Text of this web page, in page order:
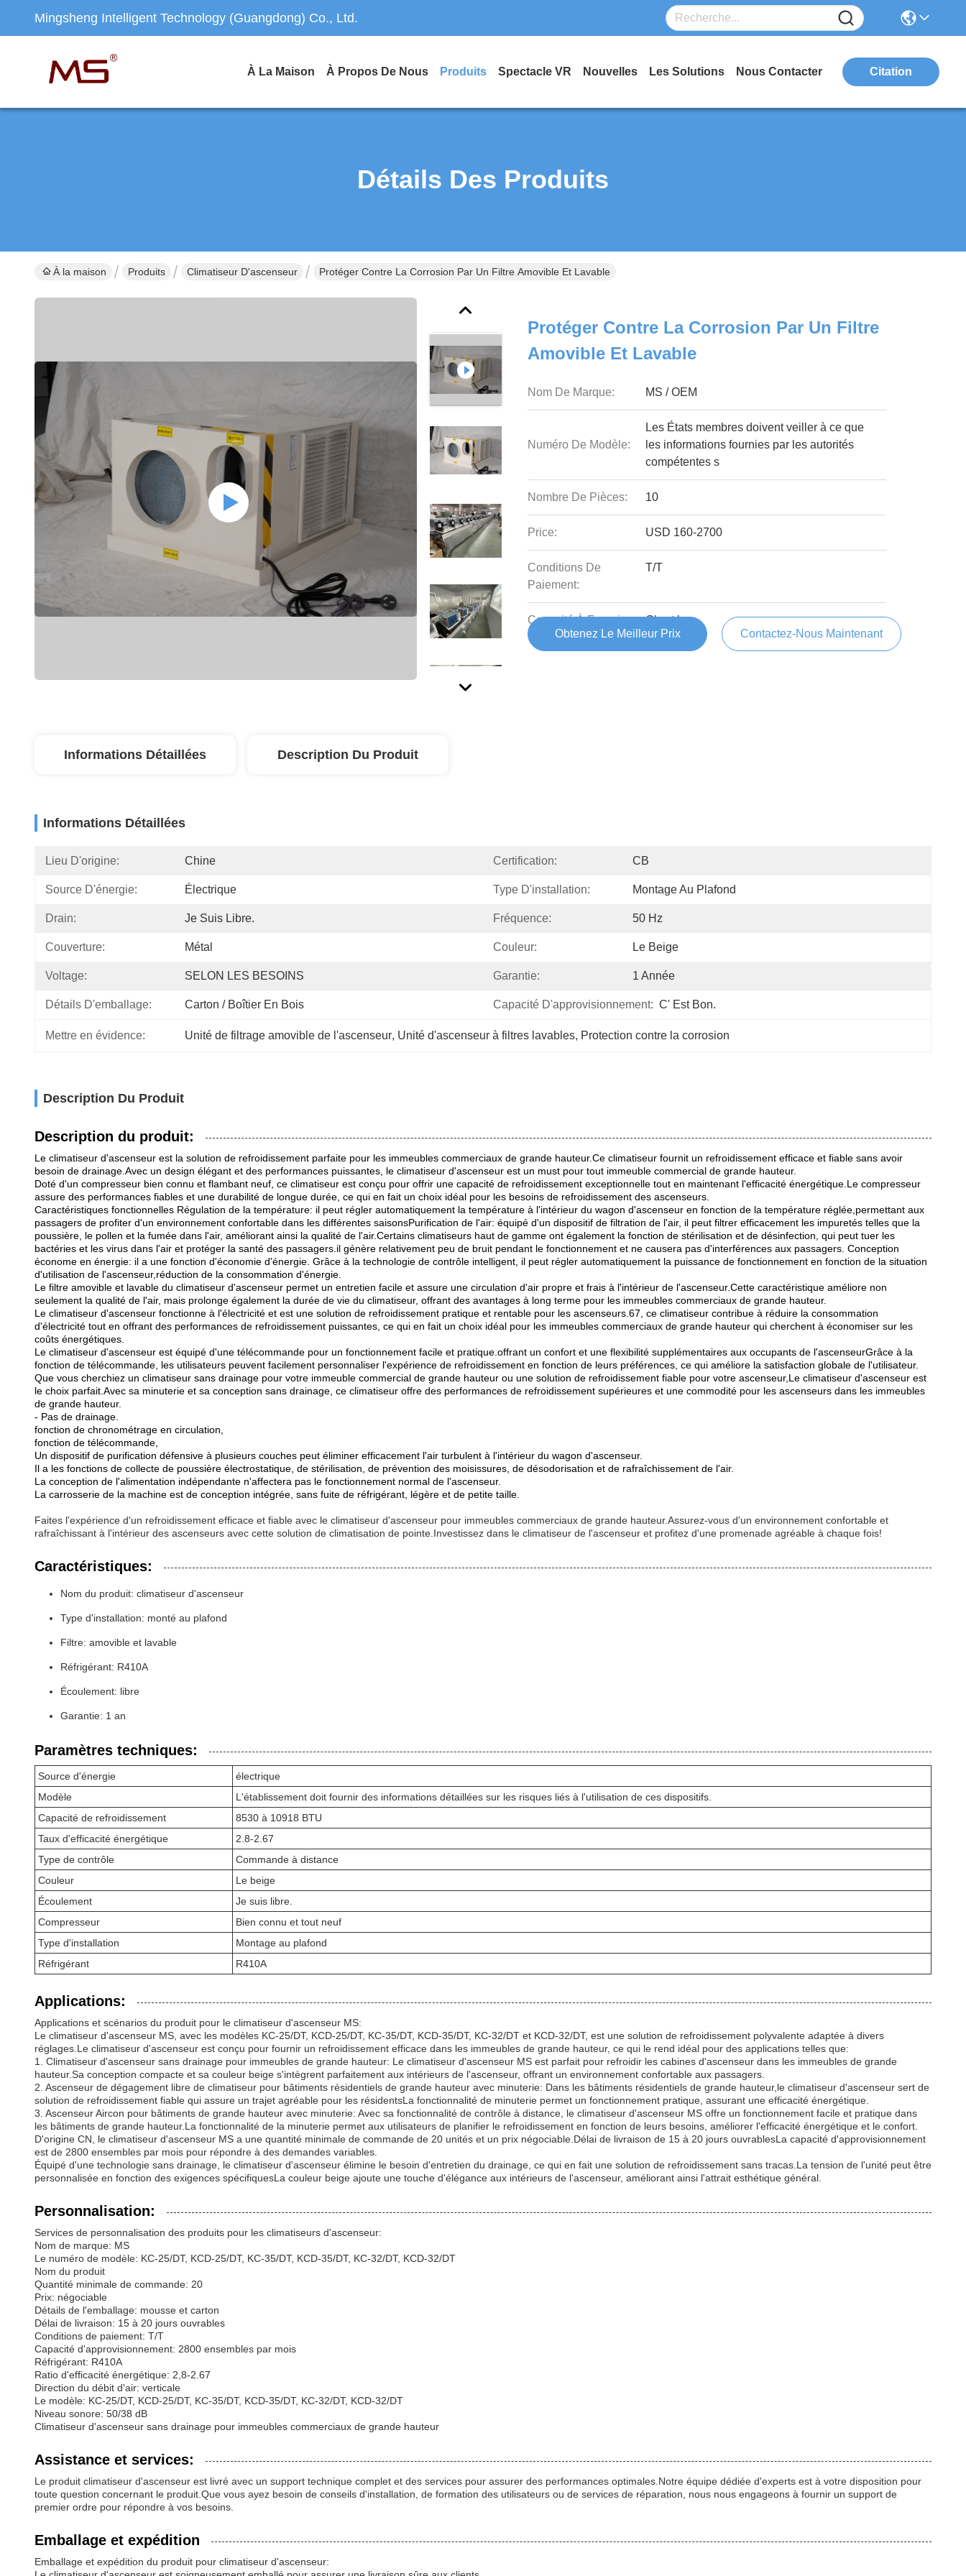
Mingsheng Intelligent Technology (Guangdong) Co., Ltd.
À La Maison À Propos De Nous Produits Spectacle VR Nouvelles Les Solutions Nous Contacter Citation
Détails Des Produits
À la maison Produits Climatiseur D'ascenseur Protéger Contre La Corrosion Par Un Filtre Amovible Et Lavable
Protéger Contre La Corrosion Par Un Filtre
Amovible Et Lavable
Nom De Marque: MS / OEM
Numéro De Modèle:
Les États membres doivent veiller à ce que
les informations fournies par les autorités
compétentes s
Nombre De Pièces: 10
Price: USD 160-2700
Conditions De
Paiement:
T/T
Capacité À Fournir:
C' est bon.
Obtenez Le Meilleur Prix
Contactez-Nous Maintenant
Informations Détaillées Description Du Produit
Informations Détaillées
Lieu D'origine: Chine Certification: CB
Source D'énergie: Électrique Type D'installation: Montage Au Plafond
Drain: Je Suis Libre. Fréquence: 50 Hz
Couverture: Métal Couleur: Le Beige
Voltage: SELON LES BESOINS Garantie: 1 Année
Détails D'emballage: Carton / Boîtier En Bois Capacité D'approvisionnement: C' Est Bon.
Mettre en évidence: Unité de filtrage amovible de l'ascenseur, Unité d'ascenseur à filtres lavables, Protection contre la corrosion
Description Du Produit
Description du produit:
Le climatiseur d'ascenseur est la solution de refroidissement parfaite pour les immeubles commerciaux de grande hauteur.Ce climatiseur fournit un refroidissement efficace et fiable sans avoir
besoin de drainage.Avec un design élégant et des performances puissantes, le climatiseur d'ascenseur est un must pour tout immeuble commercial de grande hauteur.
Doté d'un compresseur bien connu et flambant neuf, ce climatiseur est conçu pour offrir une capacité de refroidissement exceptionnelle tout en maintenant l'efficacité énergétique.Le compresseur
assure des performances fiables et une durabilité de longue durée, ce qui en fait un choix idéal pour les besoins de refroidissement des ascenseurs.
Caractéristiques fonctionnelles Régulation de la température: il peut régler automatiquement la température à l'intérieur du wagon d'ascenseur en fonction de la température réglée,permettant aux
passagers de profiter d'un environnement confortable dans les différentes saisonsPurification de l'air: équipé d'un dispositif de filtration de l'air, il peut filtrer efficacement les impuretés telles que la
poussière, le pollen et la fumée dans l'air, améliorant ainsi la qualité de l'air.Certains climatiseurs haut de gamme ont également la fonction de stérilisation et de désinfection, qui peut tuer les
bactéries et les virus dans l'air et protéger la santé des passagers.il génère relativement peu de bruit pendant le fonctionnement et ne causera pas d'interférences aux passagers. Conception
économe en énergie: il a une fonction d'économie d'énergie. Grâce à la technologie de contrôle intelligent, il peut régler automatiquement la puissance de fonctionnement en fonction de la situation
d'utilisation de l'ascenseur,réduction de la consommation d'énergie.
Le filtre amovible et lavable du climatiseur d'ascenseur permet un entretien facile et assure une circulation d'air propre et frais à l'intérieur de l'ascenseur.Cette caractéristique améliore non
seulement la qualité de l'air, mais prolonge également la durée de vie du climatiseur, offrant des avantages à long terme pour les immeubles commerciaux de grande hauteur.
Le climatiseur d'ascenseur fonctionne à l'électricité et est une solution de refroidissement pratique et rentable pour les ascenseurs.67, ce climatiseur contribue à réduire la consommation
d'électricité tout en offrant des performances de refroidissement puissantes, ce qui en fait un choix idéal pour les immeubles commerciaux de grande hauteur qui cherchent à économiser sur les
coûts énergétiques.
Le climatiseur d'ascenseur est équipé d'une télécommande pour un fonctionnement facile et pratique.offrant un confort et une flexibilité supplémentaires aux occupants de l'ascenseurGrâce à la
fonction de télécommande, les utilisateurs peuvent facilement personnaliser l'expérience de refroidissement en fonction de leurs préférences, ce qui améliore la satisfaction globale de l'utilisateur.
Que vous cherchiez un climatiseur sans drainage pour votre immeuble commercial de grande hauteur ou une solution de refroidissement fiable pour votre ascenseur,Le climatiseur d'ascenseur est
le choix parfait.Avec sa minuterie et sa conception sans drainage, ce climatiseur offre des performances de refroidissement supérieures et une commodité pour les ascenseurs dans les immeubles
de grande hauteur.
- Pas de drainage.
fonction de chronométrage en circulation,
fonction de télécommande,
Un dispositif de purification défensive à plusieurs couches peut éliminer efficacement l'air turbulent à l'intérieur du wagon d'ascenseur.
Il a les fonctions de collecte de poussière électrostatique, de stérilisation, de prévention des moisissures, de désodorisation et de rafraîchissement de l'air.
La conception de l'alimentation indépendante n'affectera pas le fonctionnement normal de l'ascenseur.
La carrosserie de la machine est de conception intégrée, sans fuite de réfrigérant, légère et de petite taille.
Faites l'expérience d'un refroidissement efficace et fiable avec le climatiseur d'ascenseur pour immeubles commerciaux de grande hauteur.Assurez-vous d'un environnement confortable et
rafraîchissant à l'intérieur des ascenseurs avec cette solution de climatisation de pointe.Investissez dans le climatiseur de l'ascenseur et profitez d'une promenade agréable à chaque fois!
Caractéristiques:
Nom du produit: climatiseur d'ascenseur
Type d'installation: monté au plafond
Filtre: amovible et lavable
Réfrigérant: R410A
Écoulement: libre
Garantie: 1 an
Paramètres techniques:
Source d'énergie
électrique
Modèle
L'établissement doit fournir des informations détaillées sur les risques liés à l'utilisation de ces dispositifs.
Capacité de refroidissement
8530 à 10918 BTU
Taux d'efficacité énergétique
2.8-2.67
Type de contrôle
Commande à distance
Couleur
Le beige
Écoulement
Je suis libre.
Compresseur
Bien connu et tout neuf
Type d'installation
Montage au plafond
Réfrigérant
R410A
Applications:
Applications et scénarios du produit pour le climatiseur d'ascenseur MS:
Le climatiseur d'ascenseur MS, avec les modèles KC-25/DT, KCD-25/DT, KC-35/DT, KCD-35/DT, KC-32/DT et KCD-32/DT, est une solution de refroidissement polyvalente adaptée à divers
réglages.Le climatiseur d'ascenseur est conçu pour fournir un refroidissement efficace dans les immeubles de grande hauteur, ce qui le rend idéal pour des applications telles que:
1. Climatiseur d'ascenseur sans drainage pour immeubles de grande hauteur: Le climatiseur d'ascenseur MS est parfait pour refroidir les cabines d'ascenseur dans les immeubles de grande
hauteur.Sa conception compacte et sa couleur beige s'intègrent parfaitement aux intérieurs de l'ascenseur, offrant un environnement confortable aux passagers.
2. Ascenseur de dégagement libre de climatiseur pour bâtiments résidentiels de grande hauteur avec minuterie: Dans les bâtiments résidentiels de grande hauteur,le climatiseur d'ascenseur sert de
solution de refroidissement fiable qui assure un trajet agréable pour les résidentsLa fonctionnalité de minuterie permet un fonctionnement pratique, assurant une efficacité énergétique.
3. Ascenseur Aircon pour bâtiments de grande hauteur avec minuterie: Avec sa fonctionnalité de contrôle à distance, le climatiseur d'ascenseur MS offre un fonctionnement facile et pratique dans
les bâtiments de grande hauteur.La fonctionnalité de la minuterie permet aux utilisateurs de planifier le refroidissement en fonction de leurs besoins, améliorer l'efficacité énergétique et le confort.
D'origine CN, le climatiseur d'ascenseur MS a une quantité minimale de commande de 20 unités et un prix négociable.Délai de livraison de 15 à 20 jours ouvrablesLa capacité d'approvisionnement
est de 2800 ensembles par mois pour répondre à des demandes variables.
Équipé d'une technologie sans drainage, le climatiseur d'ascenseur élimine le besoin d'entretien du drainage, ce qui en fait une solution de refroidissement sans tracas.La tension de l'unité peut être
personnalisée en fonction des exigences spécifiquesLa couleur beige ajoute une touche d'élégance aux intérieurs de l'ascenseur, améliorant ainsi l'attrait esthétique général.
Personnalisation:
Services de personnalisation des produits pour les climatiseurs d'ascenseur:
Nom de marque: MS
Le numéro de modèle: KC-25/DT, KCD-25/DT, KC-35/DT, KCD-35/DT, KC-32/DT, KCD-32/DT
Nom du produit
Quantité minimale de commande: 20
Prix: négociable
Détails de l'emballage: mousse et carton
Délai de livraison: 15 à 20 jours ouvrables
Conditions de paiement: T/T
Capacité d'approvisionnement: 2800 ensembles par mois
Réfrigérant: R410A
Ratio d'efficacité énergétique: 2,8-2.67
Direction du débit d'air: verticale
Le modèle: KC-25/DT, KCD-25/DT, KC-35/DT, KCD-35/DT, KC-32/DT, KCD-32/DT
Niveau sonore: 50/38 dB
Climatiseur d'ascenseur sans drainage pour immeubles commerciaux de grande hauteur
Assistance et services:
Le produit climatiseur d'ascenseur est livré avec un support technique complet et des services pour assurer des performances optimales.Notre équipe dédiée d'experts est à votre disposition pour
toute question concernant le produit.Que vous ayez besoin de conseils d'installation, de formation des utilisateurs ou de services de réparation, nous nous engageons à fournir un support de
premier ordre pour répondre à vos besoins.
Emballage et expédition
Emballage et expédition du produit pour climatiseur d'ascenseur: